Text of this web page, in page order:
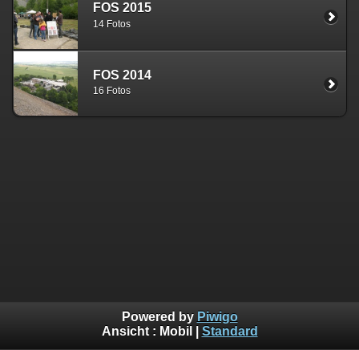
FOS 2015
14 Fotos
FOS 2014
16 Fotos
Powered by Piwigo
Ansicht : Mobil Standard